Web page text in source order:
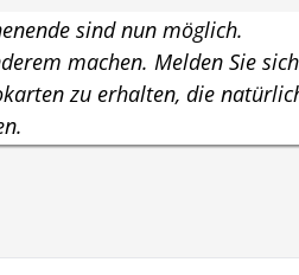
sind nun möglich.
machen. Melden Sie sich
zu erhalten, die